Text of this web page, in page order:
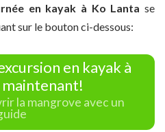
en kayak à Ko Lanta se
sur le bouton ci-dessous:
en kayak à
maintenant!
la mangrove avec un